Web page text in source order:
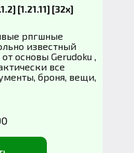
[1.21.11] [32x]
рпгшные
известный
основы Gerudoku ,
все
броня, вещи,